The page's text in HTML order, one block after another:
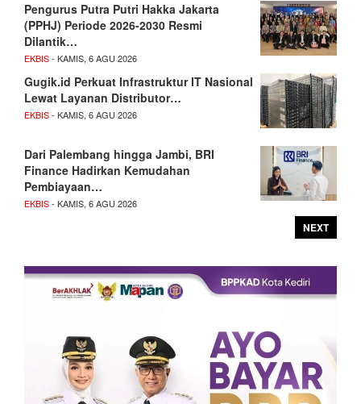
Pengurus Putra Putri Hakka Jakarta
(PPHJ) Periode 2026-2030 Resmi
Dilantik…
EKBIS- KAMIS, 6 AGU 2026
Gugik.id Perkuat Infrastruktur IT Nasional
Lewat Layanan Distributor…
EKBIS- KAMIS, 6 AGU 2026
Dari Palembang hingga Jambi, BRI
Finance Hadirkan Kemudahan
Pembiayaan…
EKBIS- KAMIS, 6 AGU 2026
NEXT